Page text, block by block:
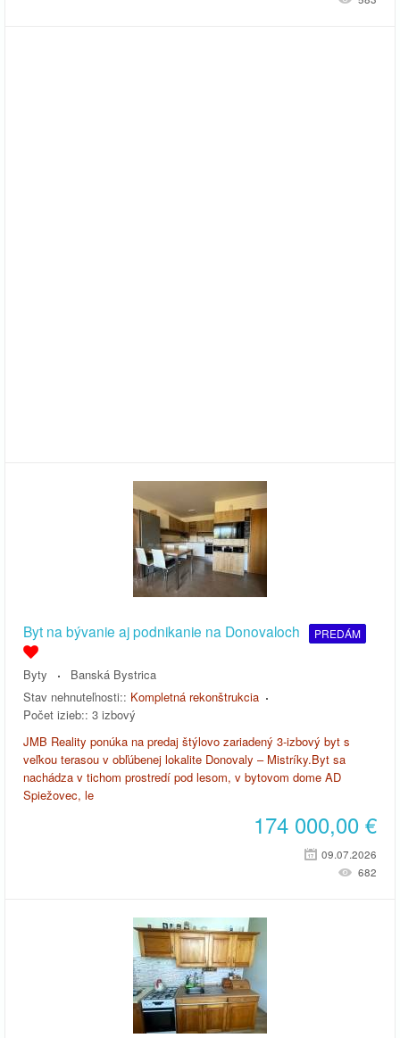
Byt na bývanie aj podnikanie na Donovaloch PREDÁM
Byty
Banská Bystrica
Stav nehnuteľnosti:: Kompletná rekonštrukcia
Počet izieb:: 3 izbový
JMB Reality ponúka na predaj štýlovo zariadený 3-izbový byt s
veľkou terasou v obľúbenej lokalite Donovaly – Mistríky.Byt sa
nachádza v tichom prostredí pod lesom, v bytovom dome AD
Spiežovec, le
174 000,00 €
09.07.2026
682